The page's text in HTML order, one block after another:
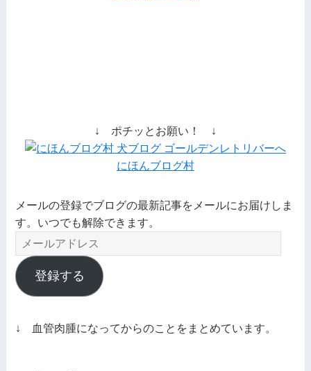
↓ ポチッとお願い！ ↓
にほんブログ村
メールの登録でブログの最新記事をメールにお届けしま
す。いつでも解除できます。
メ
ー
ル
ア
レ
登録する
↓ 血管肉腫になってからのことをまとめています。